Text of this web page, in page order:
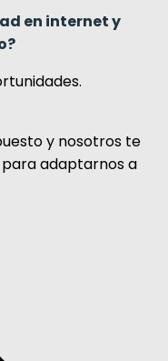
en internet y
y nosotros te
adaptarnos a